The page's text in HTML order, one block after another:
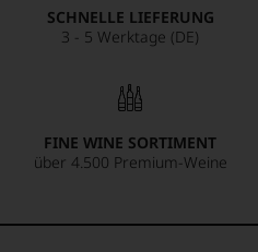
SCHNELLE LIEFERUNG
3 - 5 Werktage (DE)
FINE WINE SORTIMENT
über 4.500 Premium-Weine